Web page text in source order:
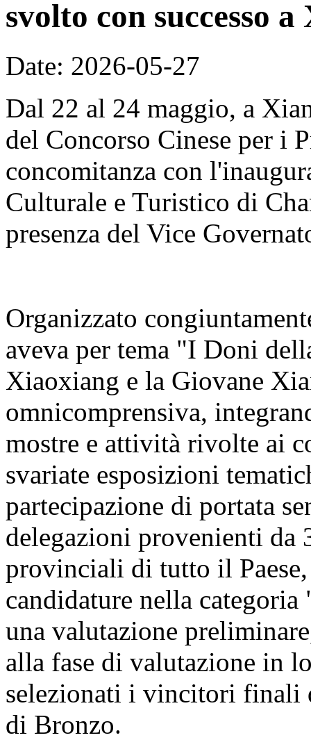
svolto con successo
Date: 2026-05-27
Dal 22 al 24 maggio, a
del Concorso Cinese per
concomitanza con
Culturale e Turistico di
presenza del Vice
Organizzato
aveva per tema "I Doni
Xiaoxiang e la Giovane
omnicomprensiva,
mostre e attività rivolte ai
svariate esposizioni
partecipazione di portata
delegazioni provenienti da
provinciali di tutto il
candidature nella
una valutazione
alla fase di valutazione in
selezionati i vincitori finali
di Bronzo.